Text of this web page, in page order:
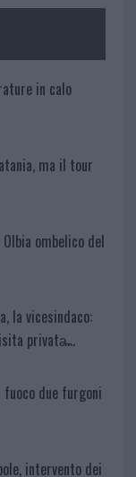
in calo
ma il tour
ombelico del
la vicesindaco:
privata̶…
fuoco due furgoni
intervento dei